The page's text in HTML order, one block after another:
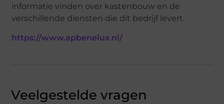
informatie vinden over kastenbouw en de
verschillende diensten die dit bedrijf levert.
https://www.apbenelux.nl/
Veelgestelde vragen